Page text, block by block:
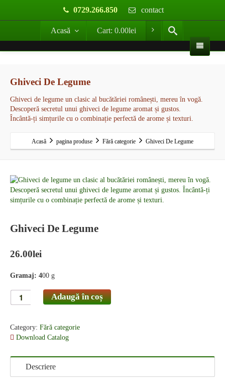
0729.266.850 contact
Acasă Cart: 0.00lei
Ghiveci De Legume
Ghiveci de legume un clasic al bucătăriei românești, mereu în vogă.
Descoperă secretul unui ghiveci de legume aromat și gustos.
Încântă-ți simțurile cu o combinație perfectă de arome și texturi.
Acasă pagina produse Fără categorie Ghiveci De Legume
Ghiveci De Legume
26.00lei
Gramaj: 400 g
Adaugă în coș
Category: Fără categorie
Download Catalog
Descriere